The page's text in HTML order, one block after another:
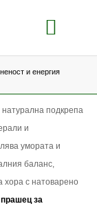
и енергия
натурална подкрепа
и
умората и
баланс,
хора с натоварено
за